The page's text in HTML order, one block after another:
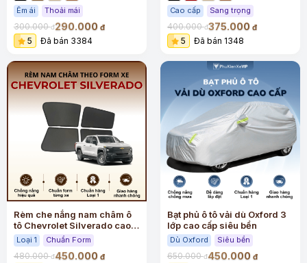
Êm ái Thoải mái
300.000đ290.000 đ
5 Đã bán 3384
Cao cấp Sang trọng
400.000đ375.000 đ
5 Đã bán 1348
Rèm che nắng nam châm ô
tô Chevrolet Silverado cao
cấp
Loại 1 Chuẩn Form
480.000đ450.000 đ
Bạt phủ ô tô vải dù Oxford 3
lớp cao cấp siêu bền
Dù Oxford Siêu bền
650.000đ450.000 đ